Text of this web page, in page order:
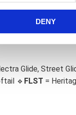
DENY
ett omdöme.
Glide, Street
🔹 FLST =